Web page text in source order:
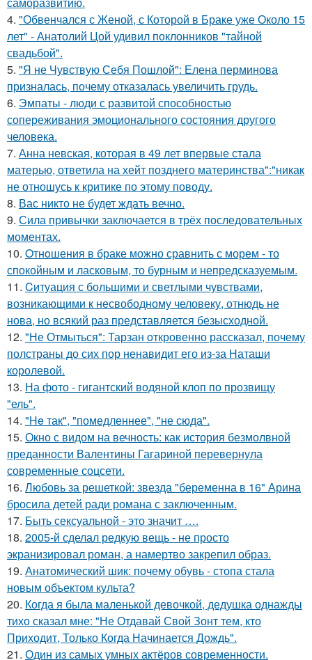
4. "Обвенчался с Женой, с Которой в Браке уже Около 15
лет" - Анатолий Цой удивил поклонников "тайной
свадьбой".
5. "Я не Чувствую Себя Пошлой": Елена перминова
призналась, почему отказалась увеличить грудь.
6. Эмпаты - люди с развитой способностью
сопереживания эмоционального состояния другого
человека.
7. Анна невская, которая в 49 лет впервые стала
матерью, ответила на хейт позднего материнства":"никак
не отношусь к критике по этому поводу.
8. Вас никто не будет ждать вечно.
9. Сила привычки заключается в трёх последовательных
моментах.
10. Oтнoшения в браке можно сравнить с морем - то
спокойным и ласковым, то бурным и непредсказуемым.
11. Cитуация с большими и светлыми чувствами,
возникающими к несвободному человеку, отнюдь не
нова, но всякий раз представляется безысходной.
12. "Не Отмыться": Тарзан откровенно рассказал, почему
полстраны до сих пор ненавидит его из-за Наташи
королевой.
13. На фото - гигантский водяной клоп по прозвищу
"ель".
14. "He так", "помедленнее", "не сюда".
15. Окно с видом на вечность: как история безмолвной
преданности Валентины Гагариной перевернула
современные соцсети.
16. Любовь за решеткой: звезда "беременна в 16" Арина
бросила детей ради романа с заключенным.
17. Быть сексуальной - это значит ….
18. 2005-й сделал редкую вещь - не просто
экранизировал роман, а намертво закрепил образ.
19. Анатомический шик: почему обувь - стопа стала
новым объектом культа?
20. Когда я была маленькой девочкой, дедушка однажды
тихо сказал мне: "Не Отдавай Свой Зонт тем, кто
Приходит, Только Когда Начинается Дождь".
21. Один из самых умных актёров современности.